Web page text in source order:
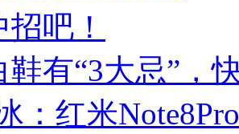
鞋有“3大忌”，